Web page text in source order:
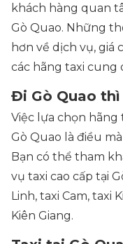
khách hàng quan
Gò Quao. Những
hơn về dịch vụ, giá
các hãng taxi cung
Đi Gò Quao
Việc lựa chọn
Gò Quao là điều
Bạn có thể tham
vụ taxi cao cấp tại
Linh, taxi Cam, taxi
Kiên Giang.